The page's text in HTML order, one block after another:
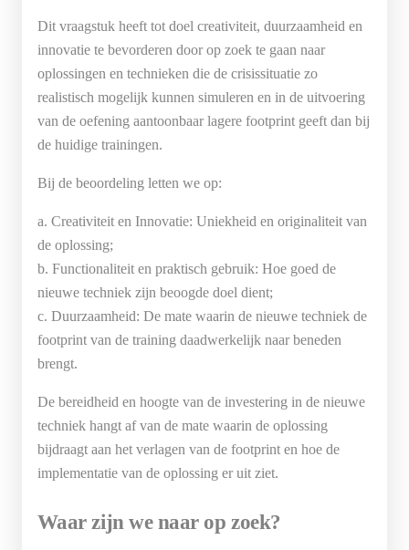
Dit vraagstuk heeft tot doel creativiteit, duurzaamheid en
innovatie te bevorderen door op zoek te gaan naar
oplossingen en technieken die de crisissituatie zo
realistisch mogelijk kunnen simuleren en in de uitvoering
van de oefening aantoonbaar lagere footprint geeft dan bij
de huidige trainingen.
Bij de beoordeling letten we op:
a. Creativiteit en Innovatie: Uniekheid en originaliteit van
de oplossing;
b. Functionaliteit en praktisch gebruik: Hoe goed de
nieuwe techniek zijn beoogde doel dient;
c. Duurzaamheid: De mate waarin de nieuwe techniek de
footprint van de training daadwerkelijk naar beneden
brengt.
De bereidheid en hoogte van de investering in de nieuwe
techniek hangt af van de mate waarin de oplossing
bijdraagt aan het verlagen van de footprint en hoe de
implementatie van de oplossing er uit ziet.
Waar zijn we naar op zoek?